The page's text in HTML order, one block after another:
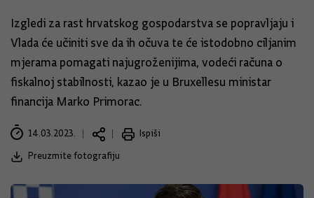
Izgledi za rast hrvatskog gospodarstva se popravljaju i
Vlada će učiniti sve da ih očuva te će istodobno ciljanim
mjerama pomagati najugroženijima, vodeći računa o
fiskalnoj stabilnosti, kazao je u Bruxellesu ministar
financija Marko Primorac.
14.03.2023.
Ispiši
Preuzmite fotografiju